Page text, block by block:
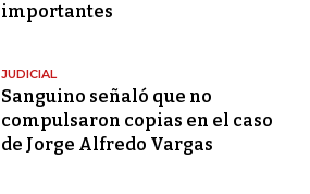
importantes
JUDICIAL
Sanguino señaló que no
compulsaron copias en el caso
de Jorge Alfredo Vargas